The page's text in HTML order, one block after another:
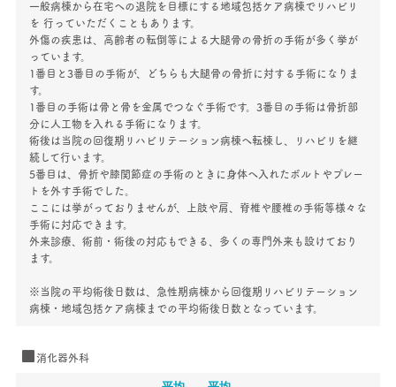
一般病棟から在宅への退院を目標にする地域包括ケア病棟でリハビリ
を 行っていただくこともあります。
外傷の疾患は、高齢者の転倒等による大腿骨の骨折の手術が多く挙が
っています。
1番目と3番目の手術が、どちらも大腿骨の骨折に対する手術になりま
す。
1番目の手術は骨と骨を金属でつなぐ手術です。3番目の手術は骨折部
分に人工物を入れる手術になります。
術後は当院の回復期リハビリテーション病棟へ転棟し、リハビリを継
続して行います。
5番目は、骨折や膝関節症の手術のときに身体へ入れたボルトやプレー
トを外す手術でした。
ここには挙がっておりませんが、上肢や肩、脊椎や腰椎の手術等様々な
手術に対応できます。
外来診療、術前・術後の対応もできる、多くの専門外来も設けており
ます。
※当院の平均術後日数は、急性期病棟から回復期リハビリテーション
病棟・地域包括ケア病棟までの平均術後日数となっています。
消化器外科